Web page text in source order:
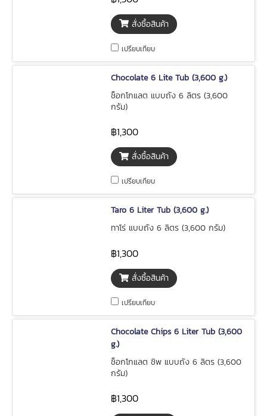
สั่งซื้อสินค้า
เปรียบเทียบ
Chocolate 6 Lite Tub (3,600 g.)
ช็อกโกแลต แบบถัง 6 ลิตร (3,600
กรัม)
฿1,300
สั่งซื้อสินค้า
เปรียบเทียบ
Taro 6 Liter Tub (3,600 g.)
ทาโร่ แบบถัง 6 ลิตร (3,600 กรัม)
฿1,300
สั่งซื้อสินค้า
เปรียบเทียบ
Chocolate Chips 6 Liter Tub (3,600
g.)
ช็อกโกแลต ชิพ แบบถัง 6 ลิตร (3,600
กรัม)
฿1,300